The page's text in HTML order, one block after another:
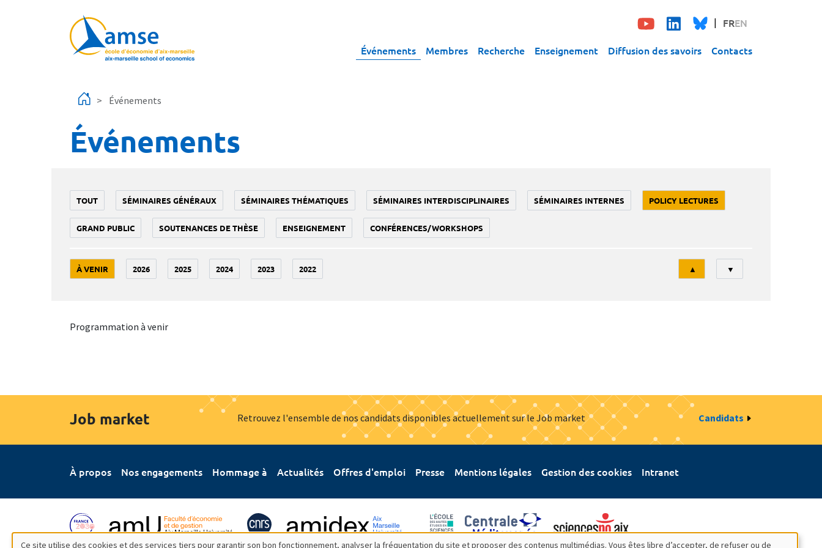
FREN
Événements Membres Recherche Enseignement Diffusion des savoirs Contacts
Événements
Événements
TOUT SÉMINAIRES GÉNÉRAUX SÉMINAIRES THÉMATIQUES SÉMINAIRES INTERDISCIPLINAIRES SÉMINAIRES INTERNES POLICY LECTURES
GRAND PUBLIC SOUTENANCES DE THÈSE ENSEIGNEMENT CONFÉRENCES/WORKSHOPS
À VENIR 2026 2025 2024 2023 2022
Tri
▲ ▼
Programmation à venir
Job market Retrouvez l'ensemble de nos candidats disponibles actuellement sur le Job market Candidats
À propos Nos engagements Hommage à Actualités Offres d'emploi Presse Mentions légales Gestion des cookies Intranet
Ce site utilise des cookies et des services tiers pour garantir son bon fonctionnement, analyser la fréquentation du site et proposer des contenus multimédias. Vous êtes libre d’accepter, de refuser ou de